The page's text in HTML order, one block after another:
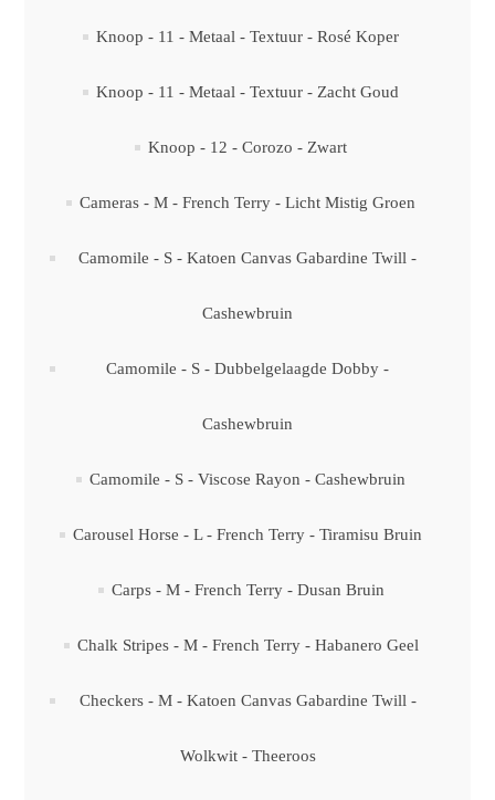
Knoop - 11 - Metaal - Textuur - Rosé Koper
Knoop - 11 - Metaal - Textuur - Zacht Goud
Knoop - 12 - Corozo - Zwart
Cameras - M - French Terry - Licht Mistig Groen
Camomile - S - Katoen Canvas Gabardine Twill -
Cashewbruin
Camomile - S - Dubbelgelaagde Dobby -
Cashewbruin
Camomile - S - Viscose Rayon - Cashewbruin
Carousel Horse - L - French Terry - Tiramisu Bruin
Carps - M - French Terry - Dusan Bruin
Chalk Stripes - M - French Terry - Habanero Geel
Checkers - M - Katoen Canvas Gabardine Twill -
Wolkwit - Theeroos